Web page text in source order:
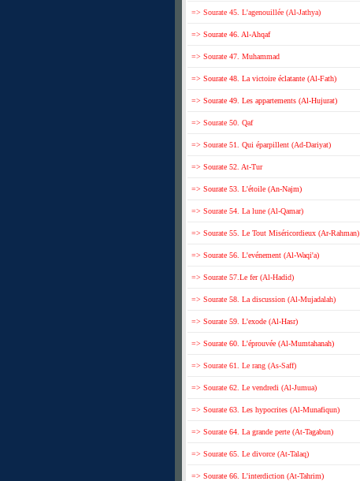
=> Sourate 45. L'agenouillée (Al-Jathya)
=> Sourate 46. Al-Ahqaf
=> Sourate 47. Muhammad
=> Sourate 48. La victoire éclatante (Al-Fath)
=> Sourate 49. Les appartements (Al-Hujurat)
=> Sourate 50. Qaf
=> Sourate 51. Qui éparpillent (Ad-Dariyat)
=> Sourate 52. At-Tur
=> Sourate 53. L'étoile (An-Najm)
=> Sourate 54. La lune (Al-Qamar)
=> Sourate 55. Le Tout Miséricordieux (Ar-Rahman)
=> Sourate 56. L'evénement (Al-Waqi'a)
=> Sourate 57.Le fer (Al-Hadid)
=> Sourate 58. La discussion (Al-Mujadalah)
=> Sourate 59. L'exode (Al-Hasr)
=> Sourate 60. L'éprouvée (Al-Mumtahanah)
=> Sourate 61. Le rang (As-Saff)
=> Sourate 62. Le vendredi (Al-Jumua)
=> Sourate 63. Les hypocrites (Al-Munafiqun)
=> Sourate 64. La grande perte (At-Tagabun)
=> Sourate 65. Le divorce (At-Talaq)
=> Sourate 66. L'interdiction (At-Tahrim)